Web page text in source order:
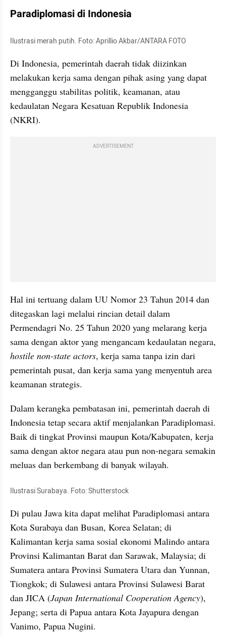
Paradiplomasi di Indonesia
Ilustrasi merah putih. Foto: Aprillio Akbar/ANTARA FOTO
Di Indonesia, pemerintah daerah tidak diizinkan
melakukan kerja sama dengan pihak asing yang dapat
mengganggu stabilitas politik, keamanan, atau
kedaulatan Negara Kesatuan Republik Indonesia
(NKRI).
ADVERTISEMENT
Hal ini tertuang dalam UU Nomor 23 Tahun 2014 dan
ditegaskan lagi melalui rincian detail dalam
Permendagri No. 25 Tahun 2020 yang melarang kerja
hostile non-state actors, kerja sama tanpa izin dari
pemerintah pusat, dan kerja sama yang menyentuh area
keamanan strategis.
Dalam kerangka pembatasan ini, pemerintah daerah di
Indonesia tetap secara aktif menjalankan Paradiplomasi.
Baik di tingkat Provinsi maupun Kota/Kabupaten, kerja
sama dengan aktor negara atau pun non-negara semakin
meluas dan berkembang di banyak wilayah.
Ilustrasi Surabaya. Foto: Shutterstock
Di pulau Jawa kita dapat melihat Paradiplomasi antara
Kota Surabaya dan Busan, Korea Selatan; di
Kalimantan kerja sama sosial ekonomi Malindo antara
Provinsi Kalimantan Barat dan Sarawak, Malaysia; di
Sumatera antara Provinsi Sumatera Utara dan Yunnan,
Tiongkok; di Sulawesi antara Provinsi Sulawesi Barat
dan JICA (Japan International Cooperation Agency),
Jepang; serta di Papua antara Kota Jayapura dengan
Vanimo, Papua Nugini.